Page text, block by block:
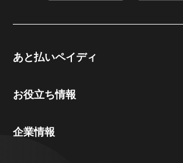
あと払いペイディ
お役立ち情報
企業情報